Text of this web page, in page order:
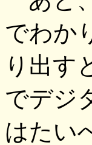
でわか
り出す
でデジ
はたい